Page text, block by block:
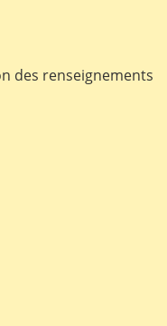
des renseignements